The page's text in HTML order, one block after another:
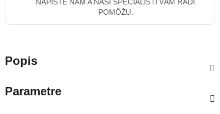
POMÔŽU.
Popis
Parametre